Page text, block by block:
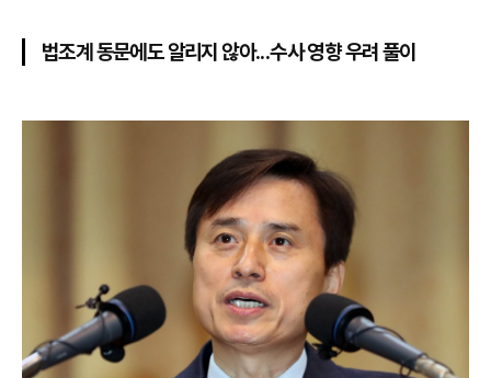
법조계 동문에도 알리지 않아...수사 영향 우려 풀이